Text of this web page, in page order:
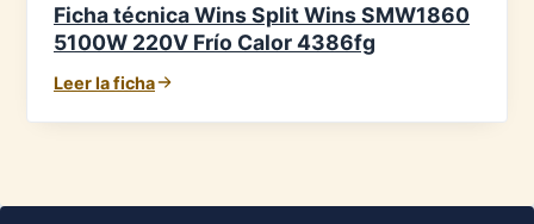
Ficha técnica Wins Split Wins SMW1860
5100W 220V Frío Calor 4386fg
Leer la ficha